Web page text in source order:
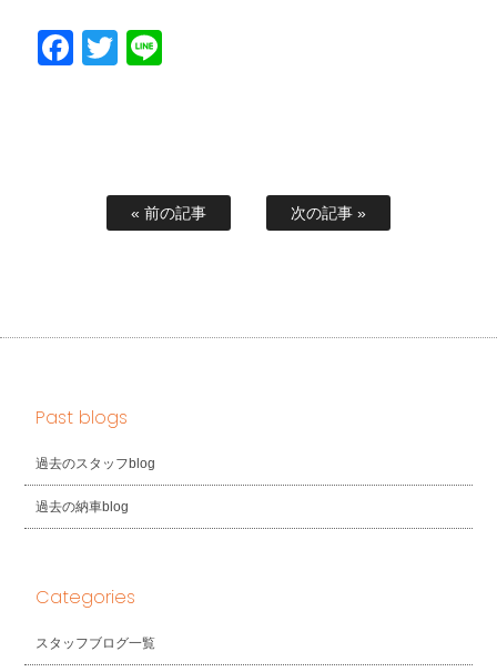
Facebook
Twitter
« 前の記事 次の記事 »
Past blogs
過去のスタッフblog
過去の納車blog
Categories
スタッフブログ一覧